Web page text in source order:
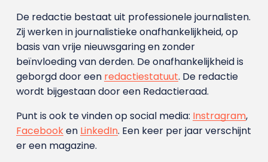
De redactie bestaat uit professionele journalisten.
Zij werken in journalistieke onafhankelijkheid, op
basis van vrije nieuwsgaring en zonder
beïnvloeding van derden. De onafhankelijkheid is
geborgd door een redactiestatuut. De redactie
wordt bijgestaan door een Redactieraad.
Punt is ook te vinden op social media: Instragram,
Facebooken LinkedIn. Een keer per jaar verschijnt
er een magazine.